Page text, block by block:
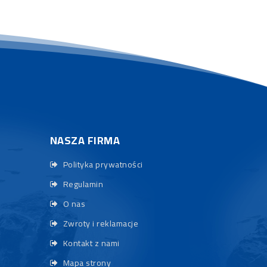
NASZA FIRMA
Polityka prywatności
Regulamin
O nas
Zwroty i reklamacje
Kontakt z nami
Mapa strony